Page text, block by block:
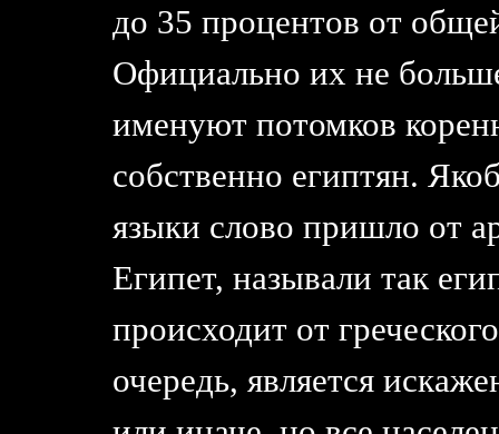
до 35 процентов от
Официально их не
именуют потомков
собственно египтян.
языки слово пришло от
Египет, называли так
происходит от
очередь, является